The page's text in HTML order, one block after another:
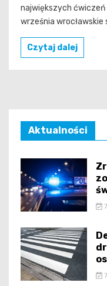
największych ćwiczeń
września wrocławskie
Czytaj dalej
Aktualności